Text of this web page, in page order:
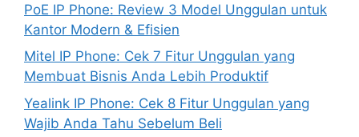
PoE IP Phone: Review 3 Model Unggulan untuk
Kantor Modern & Efisien
Mitel IP Phone: Cek 7 Fitur Unggulan yang
Membuat Bisnis Anda Lebih Produktif
Yealink IP Phone: Cek 8 Fitur Unggulan yang
Wajib Anda Tahu Sebelum Beli